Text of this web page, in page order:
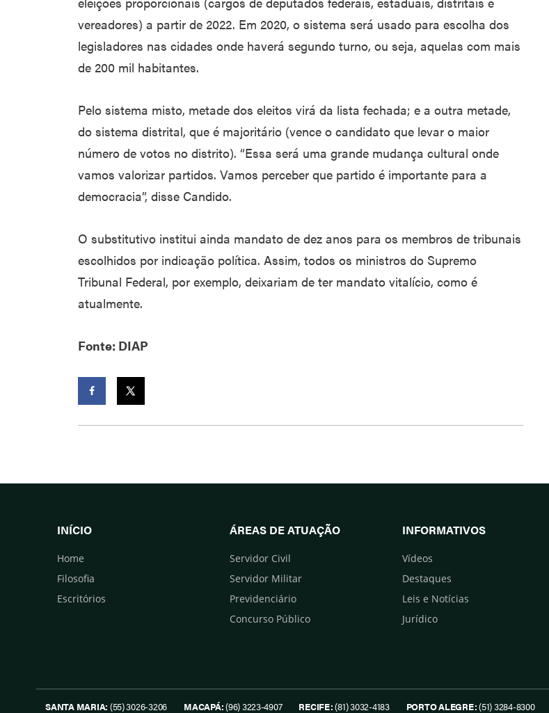
vereadores) a partir de 2022. Em 2020, o sistema será usado para escolha dos
legisladores nas cidades onde haverá segundo turno, ou seja, aquelas com mais
de 200 mil habitantes.
Pelo sistema misto, metade dos eleitos virá da lista fechada; e a outra metade,
do sistema distrital, que é majoritário (vence o candidato que levar o maior
número de votos no distrito). “Essa será uma grande mudança cultural onde
vamos valorizar partidos. Vamos perceber que partido é importante para a
democracia”, disse Candido.
O substitutivo institui ainda mandato de dez anos para os membros de tribunais
escolhidos por indicação política. Assim, todos os ministros do Supremo
Tribunal Federal, por exemplo, deixariam de ter mandato vitalício, como é
atualmente.
Fonte: DIAP
INÍCIO
Home
Filosofia
Escritórios
ÁREAS DE ATUAÇÃO
Servidor Civil
Servidor Militar
Previdenciário
Concurso Público
INFORMATIVOS
Vídeos
Destaques
Leis e Notícias
Jurídico
SANTA MARIA: (55) 3026-3206 MACAPÁ:(96) 3223-4907 RECIFE:(81) 3032-4183 PORTO ALEGRE:(51) 3284-8300